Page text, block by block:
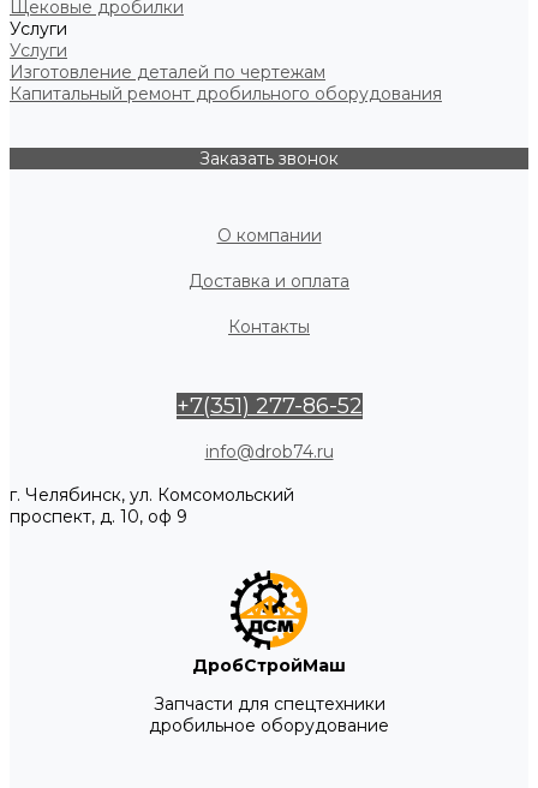
Щековые дробилки
Услуги
Услуги
Изготовление деталей по чертежам
Капитальный ремонт дробильного оборудования
Заказать звонок
О компании
Доставка и оплата
Контакты
+7(351) 277-86-52
info@drob74.ru
г. Челябинск, ул. Комсомольский
проспект, д. 10, оф 9
ДробСтройМаш
Запчасти для спецтехники
дробильное оборудование